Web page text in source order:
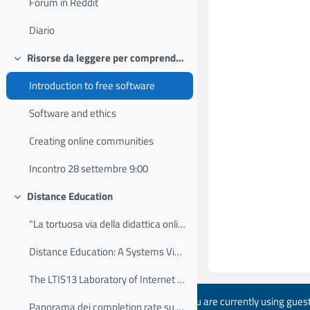
Diario
Collapse
Risorse da leggere per comprendere il valore della collaborazione
Introduction to free software
Software and ethics
Creating online communities
Incontro 28 settembre 9:00
Collapse
Distance Education
"La tortuosa via della didattica online nell'università" e il fenomeno dei Massive Open Online Courses
Distance Education: A Systems View of Online Learning
The LTIS13 Laboratory of Internet Technologies for School teachers: an "home made" connectivist MOOC
You are currently using